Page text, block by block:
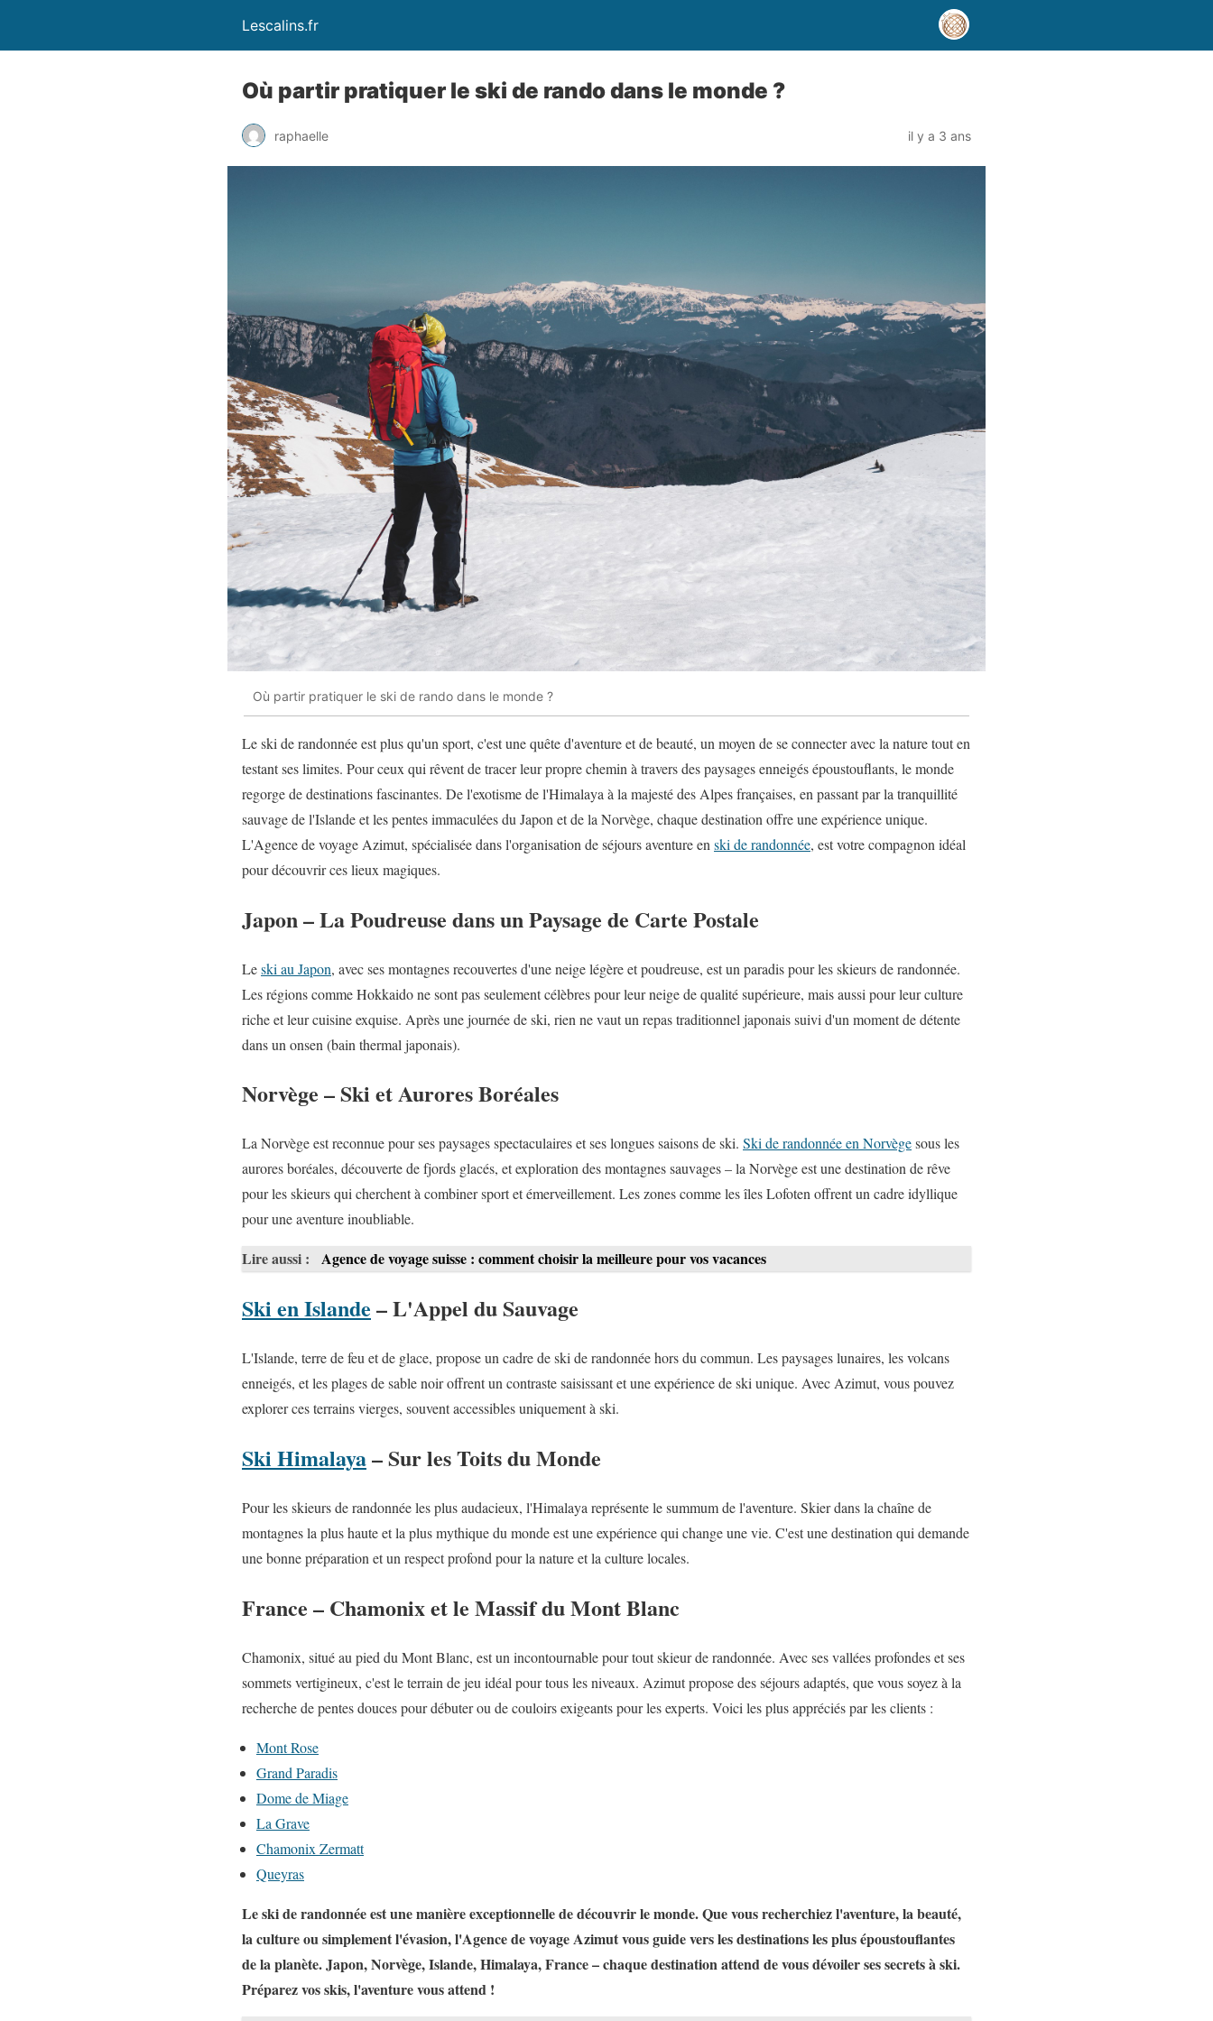
Lescalins.fr
Où partir pratiquer le ski de rando dans le monde ?
raphaelle il y a 3 ans
Où partir pratiquer le ski de rando dans le monde ?
Le ski de randonnée est plus qu'un sport, c'est une quête d'aventure et de beauté, un moyen de se connecter avec la nature tout en
testant ses limites. Pour ceux qui rêvent de tracer leur propre chemin à travers des paysages enneigés époustouflants, le monde
regorge de destinations fascinantes. De l'exotisme de l'Himalaya à la majesté des Alpes françaises, en passant par la tranquillité
sauvage de l'Islande et les pentes immaculées du Japon et de la Norvège, chaque destination offre une expérience unique.
L'Agence de voyage Azimut, spécialisée dans l'organisation de séjours aventure en ski de randonnée, est votre compagnon idéal
pour découvrir ces lieux magiques.
Japon – La Poudreuse dans un Paysage de Carte Postale
Leski au Japon, avec ses montagnes recouvertes d'une neige légère et poudreuse, est un paradis pour les skieurs de randonnée.
Les régions comme Hokkaido ne sont pas seulement célèbres pour leur neige de qualité supérieure, mais aussi pour leur culture
riche et leur cuisine exquise. Après une journée de ski, rien ne vaut un repas traditionnel japonais suivi d'un moment de détente
dans un onsen (bain thermal japonais).
Norvège – Ski et Aurores Boréales
La Norvège est reconnue pour ses paysages spectaculaires et ses longues saisons de ski. Ski de randonnée en Norvègesous les
aurores boréales, découverte de fjords glacés, et exploration des montagnes sauvages – la Norvège est une destination de rêve
pour les skieurs qui cherchent à combiner sport et émerveillement. Les zones comme les îles Lofoten offrent un cadre idyllique
pour une aventure inoubliable.
Lire aussi : Agence de voyage suisse : comment choisir la meilleure pour vos vacances
Ski en Islande – L'Appel du Sauvage
L'Islande, terre de feu et de glace, propose un cadre de ski de randonnée hors du commun. Les paysages lunaires, les volcans
enneigés, et les plages de sable noir offrent un contraste saisissant et une expérience de ski unique. Avec Azimut, vous pouvez
explorer ces terrains vierges, souvent accessibles uniquement à ski.
Ski Himalaya– Sur les Toits du Monde
Pour les skieurs de randonnée les plus audacieux, l'Himalaya représente le summum de l'aventure. Skier dans la chaîne de
montagnes la plus haute et la plus mythique du monde est une expérience qui change une vie. C'est une destination qui demande
une bonne préparation et un respect profond pour la nature et la culture locales.
France – Chamonix et le Massif du Mont Blanc
Chamonix, situé au pied du Mont Blanc, est un incontournable pour tout skieur de randonnée. Avec ses vallées profondes et ses
sommets vertigineux, c'est le terrain de jeu idéal pour tous les niveaux. Azimut propose des séjours adaptés, que vous soyez à la
recherche de pentes douces pour débuter ou de couloirs exigeants pour les experts. Voici les plus appréciés par les clients :
Mont Rose
Grand Paradis
Dome de Miage
La Grave
Chamonix Zermatt
Queyras
Le ski de randonnée est une manière exceptionnelle de découvrir le monde. Que vous recherchiez l'aventure, la beauté,
la culture ou simplement l'évasion, l'Agence de voyage Azimut vous guide vers les destinations les plus époustouflantes
de la planète. Japon, Norvège, Islande, Himalaya, France – chaque destination attend de vous dévoiler ses secrets à ski.
Préparez vos skis, l'aventure vous attend !